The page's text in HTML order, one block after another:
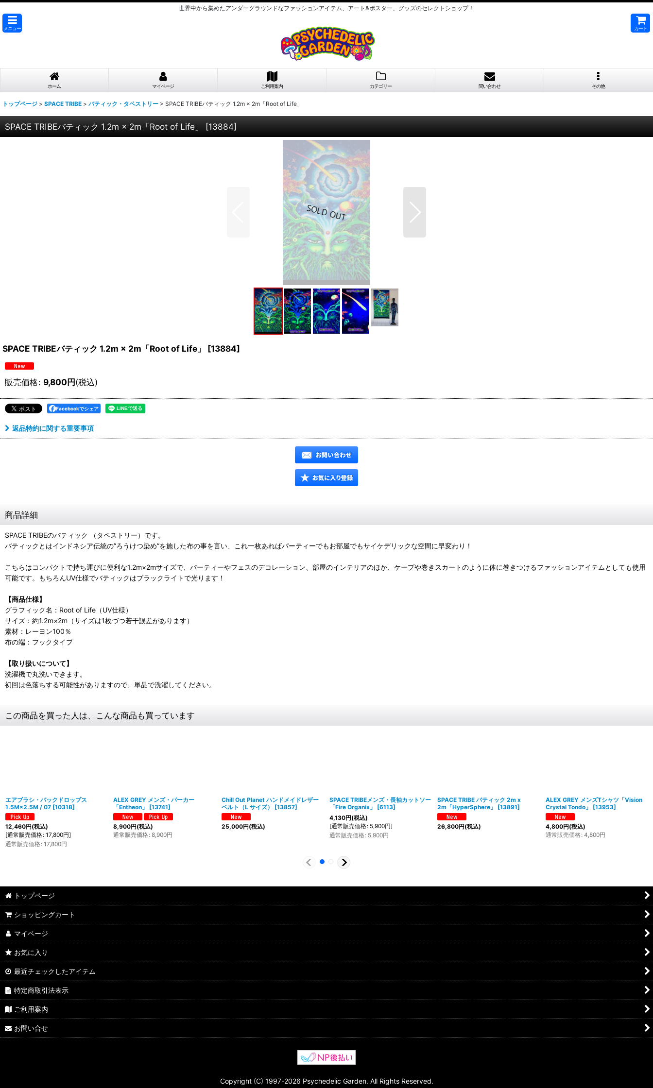
世界中から集めたアンダーグラウンドなファッションアイテム、アート&ポスター、グッズのセレクトショップ！
メニュー カート
ホーム マイページ ご利用案内 カテゴリー 問い合わせ その他
トップページ > SPACE TRIBE > バティック・タペストリー > SPACE TRIBEバティック 1.2m × 2m「Root of Life」
SPACE TRIBEバティック 1.2m × 2m「Root of Life」 [13884]
SPACE TRIBEバティック 1.2m × 2m「Root of Life」 [13884]
販売価格: 9,800円(税込)
Facebookでシェア
返品特約に関する重要事項
商品詳細
SPACE TRIBEのバティック （タペストリー）です。
バティックとはインドネシア伝統の”ろうけつ染め”を施した布の事を言い、これ一枚あればパーティーでもお部屋でもサイケデリックな空間に早変わり！
こちらはコンパクトで持ち運びに便利な1.2m×2mサイズで、パーティーやフェスのデコレーション、部屋のインテリアのほか、ケープや巻きスカートのように体に巻きつけるファッションアイテムとしても使用
可能です。もちろんUV仕様でバティックはブラックライトで光ります！
【商品仕様】
グラフィック名：Root of Life（UV仕様）
サイズ：約1.2m×2m（サイズは1枚づつ若干誤差があります）
素材：レーヨン100％
布の端：フックタイプ
【取り扱いについて】
洗濯機で丸洗いできます。
初回は色落ちする可能性がありますので、単品で洗濯してください。
この商品を買った人は、こんな商品も買っています
エアブラシ・バックドロップス
1.5M×2.5M / 07 [10318]
12,460円(税込)
[通常販売価格: 17,800円]
通常販売価格: 17,800円
ALEX GREY メンズ・パーカー
「Entheon」
[13741]
8,900円(税込)
通常販売価格: 8,900円
Chill Out Planet ハンドメイドレザー
ベルト（L サイズ）
[13857]
25,000円(税込)
SPACE TRIBEメンズ・長袖カットソー
「Fire Organix」
[6113]
4,130円(税込)
[通常販売価格: 5,900円]
通常販売価格: 5,900円
SPACE TRIBE バティック 2m x
2m「HyperSphere」
[13891]
26,800円(税込)
ALEX GREY メンズTシャツ「Vision
Crystal Tondo」
[13953]
4,800円(税込)
通常販売価格: 4,800円
トップページ
ショッピングカート
マイページ
お気に入り
最近チェックしたアイテム
特定商取引法表示
ご利用案内
お問い合せ
Copyright (C) 1997-2026 Psychedelic Garden. All Rights Reserved.